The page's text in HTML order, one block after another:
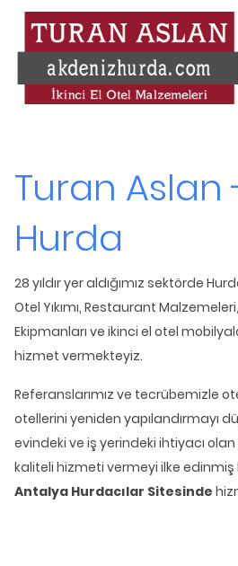
Turan Aslan
Hurda
28 yıldır yer aldığımız sektörde
Otel Yıkımı, Restaurant
Ekipmanları ve ikinci el otel
hizmet vermekteyiz.
Referanslarımız ve tecrübemizle
otellerini yeniden yapılandırmayı
evindeki ve iş yerindeki ihtiyacı
kaliteli hizmeti vermeyi ilke
Antalya Hurdacılar Sitesinde